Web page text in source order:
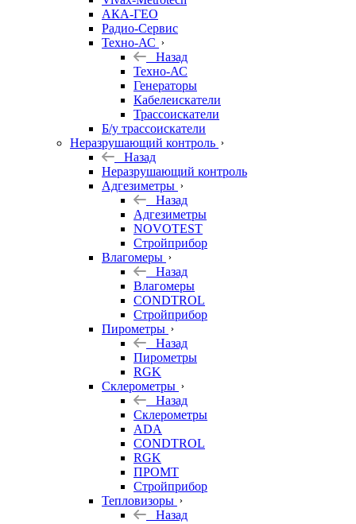
АКА-ГЕО
Радио-Сервис
Техно-АС
Назад
Техно-АС
Генераторы
Кабелеискатели
Трассоискатели
Б/у трассоискатели
Неразрушающий контроль
Назад
Неразрушающий контроль
Адгезиметры
Назад
Адгезиметры
NOVOTEST
Стройприбор
Влагомеры
Назад
Влагомеры
CONDTROL
Стройприбор
Пирометры
Назад
Пирометры
RGK
Склерометры
Назад
Склерометры
ADA
CONDTROL
RGK
ПРОМТ
Стройприбор
Тепловизоры
Назад